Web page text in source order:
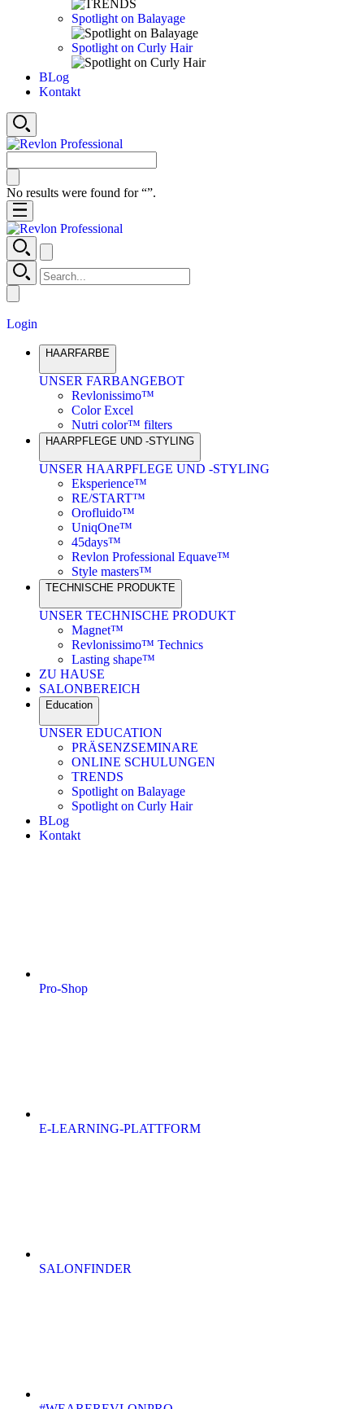
Spotlight on Balayage
Spotlight on Curly Hair
BLog
Kontakt
No results were found for “”.
Login
HAARFARBE
UNSER FARBANGEBOT
Revlonissimo™
Color Excel
Nutri color™ filters
HAARPFLEGE UND -STYLING
UNSER HAARPFLEGE UND -STYLING
Eksperience™
RE/START™
Orofluido™
UniqOne™
45days™
Revlon Professional Equave™
Style masters™
TECHNISCHE PRODUKTE
UNSER TECHNISCHE PRODUKT
Magnet™
Revlonissimo™ Technics
Lasting shape™
ZU HAUSE
SALONBEREICH
Education
UNSER EDUCATION
PRÄSENZSEMINARE
ONLINE SCHULUNGEN
TRENDS
Spotlight on Balayage
Spotlight on Curly Hair
BLog
Kontakt
Pro-Shop
E-LEARNING-PLATTFORM
SALONFINDER